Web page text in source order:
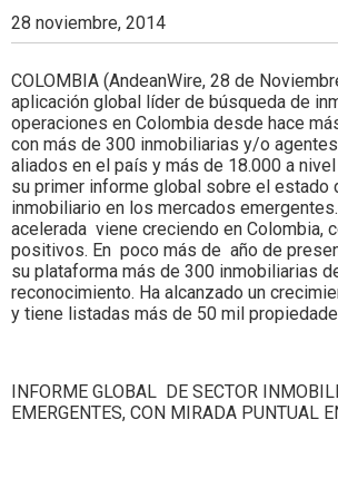
28 noviembre, 2014
COLOMBIA (AndeanWire, 28 de
aplicación global líder de búsqueda de
operaciones en Colombia desde hace
con más de 300 inmobiliarias y/o
aliados en el país y más de 18.000 a
su primer informe global sobre el estado
inmobiliario en los mercados
acelerada viene creciendo en Colombia,
positivos. En poco más de año de
su plataforma más de 300 inmobiliarias
reconocimiento. Ha alcanzado un
y tiene listadas más de 50 mil
INFORME GLOBAL DE SECTOR
EMERGENTES, CON MIRADA PUNTUAL